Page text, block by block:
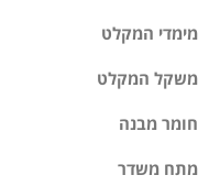
מימדי המקלט
משקל המקלט
חומר מבנה
מתח משדר